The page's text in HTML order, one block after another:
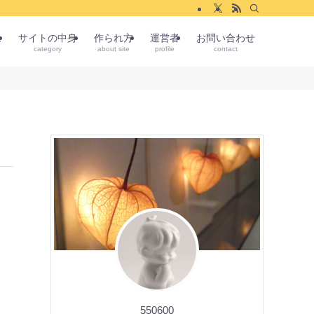
サイトの中身
category
作られ方
about site
運営者
profile
お問い合わせ
contact
550600